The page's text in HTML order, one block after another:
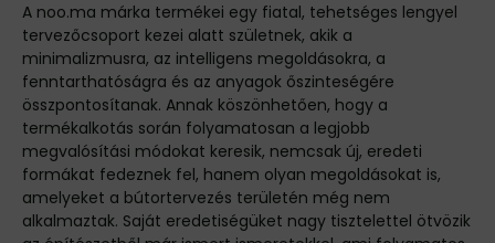
A noo.ma márka termékei egy fiatal, tehetséges lengyel
tervezőcsoport kezei alatt születnek, akik a
minimalizmusra, az intelligens megoldásokra, a
fenntarthatóságra és az anyagok őszinteségére
összpontosítanak. Annak köszönhetően, hogy a
termékalkotás során folyamatosan a legjobb
megvalósítási módokat keresik, nemcsak új, eredeti
formákat fedeznek fel, hanem olyan megoldásokat is,
amelyeket a bútortervezés területén még nem
alkalmaztak. Saját eredetiségüket nagy tisztelettel ötvözik